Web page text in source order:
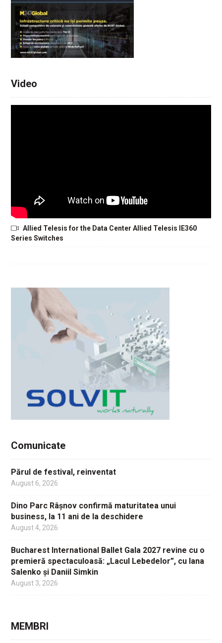
Video
Allied Telesis for the Data Center Allied Telesis IE360
Series Switches
Comunicate
Părul de festival, reinventat
August 6, 2026
Dino Parc Râșnov confirmă maturitatea unui
business, la 11 ani de la deschidere
August 4, 2026
Bucharest International Ballet Gala 2027 revine cu o
premieră spectaculoasă: „Lacul Lebedelor”, cu Iana
Salenko și Daniil Simkin
August 3, 2026
MEMBRI